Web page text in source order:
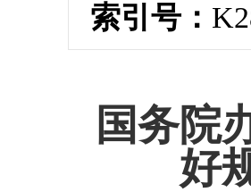
索引号：
国务院
好